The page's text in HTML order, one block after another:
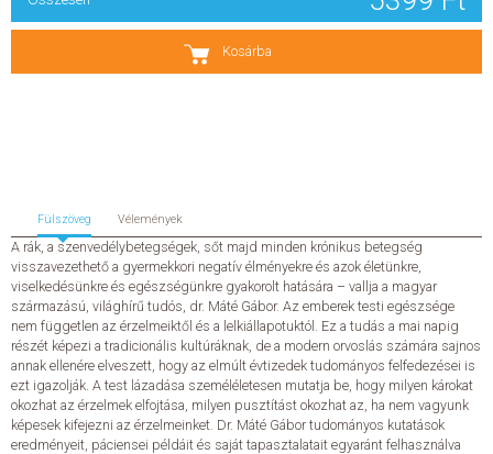
Kosárba
Fülszöveg Vélemények
A rák, a szenvedélybetegségek, sőt majd minden krónikus betegség
visszavezethető a gyermekkori negatív élményekre és azok életünkre,
viselkedésünkre és egészségünkre gyakorolt hatására – vallja a magyar
származású, világhírű tudós, dr. Máté Gábor. Az emberek testi egészsége
nem független az érzelmeiktől és a lelkiállapotuktól. Ez a tudás a mai napig
részét képezi a tradicionális kultúráknak, de a modern orvoslás számára sajnos
annak ellenére elveszett, hogy az elmúlt évtizedek tudományos felfedezései is
ezt igazolják. A test lázadása személéletesen mutatja be, hogy milyen károkat
okozhat az érzelmek elfojtása, milyen pusztítást okozhat az, ha nem vagyunk
képesek kifejezni az érzelmeinket. Dr. Máté Gábor tudományos kutatások
eredményeit, páciensei példáit és saját tapasztalatait egyaránt felhasználva
SZERZŐK
KAPCSOLAT
ELŐRENDELHETŐ KIADVÁNYOK
ÚJDONSÁGOK
ELŐRENDELÉSI TOPLISTA